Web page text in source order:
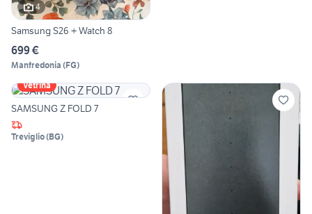
4
Samsung S26 + Watch 8
699 €
Manfredonia (FG)
Vetrina
SAMSUNG Z FOLD 7
Treviglio(BG)